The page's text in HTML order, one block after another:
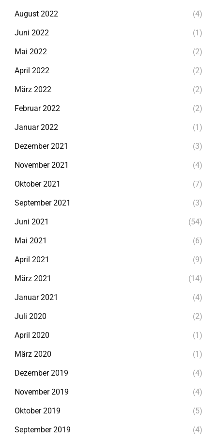
August 2022 (4)
Juni 2022 (1)
Mai 2022 (2)
April 2022 (2)
März 2022 (2)
Februar 2022 (2)
Januar 2022 (1)
Dezember 2021 (3)
November 2021 (4)
Oktober 2021 (7)
September 2021 (3)
Juni 2021 (54)
Mai 2021 (6)
April 2021 (9)
März 2021 (14)
Januar 2021 (4)
Juli 2020 (2)
April 2020 (1)
März 2020 (1)
Dezember 2019 (4)
November 2019 (4)
Oktober 2019 (5)
September 2019 (4)